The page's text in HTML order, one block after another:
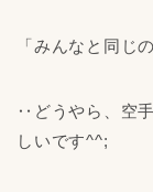
「みんなと同じ
‥どうやら、空
しいです^^;